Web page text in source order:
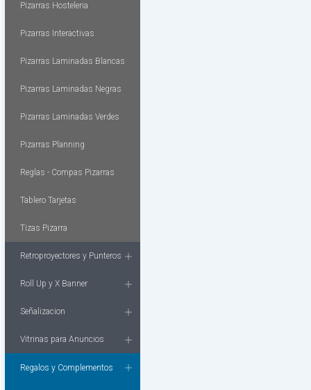
Pizarras Hosteleria
Pizarras Interactivas
Pizarras Laminadas Blancas
Pizarras Laminadas Negras
Pizarras Laminadas Verdes
Pizarras Planning
Reglas - Compas Pizarras
Tablero Tarjetas
Tizas Pizarra
Retroproyectores y Punteros
Roll Up y X Banner
Señalizacion
Vitrinas para Anuncios
Regalos y Complementos